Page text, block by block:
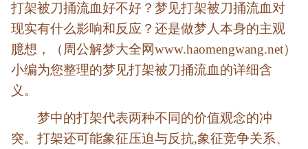
打架被刀捅流血好不好？梦见打架被刀捅流血对
现实有什么影响和反应？还是做梦人本身的主观
臆想，（周公解梦大全网www.haomengwang.net）
小编为您整理的梦见打架被刀捅流血的详细含
义。
梦中的打架代表两种不同的价值观念的冲
突。打架还可能象征压迫与反抗,象征竞争关系、